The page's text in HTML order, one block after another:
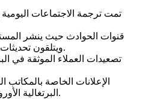
تمت ترجمة الاجتماعات اليومية
قنوات الحوادث حيث ينشر
ويتلقون تحديثات البرتغالية الأوروبية تلقائيًا.
تصعيدات العملاء الموثقة في
الإعلانات الخاصة بالمكاتب
البرتغالية الأوروبية دون إعادة كتابة يدوية.